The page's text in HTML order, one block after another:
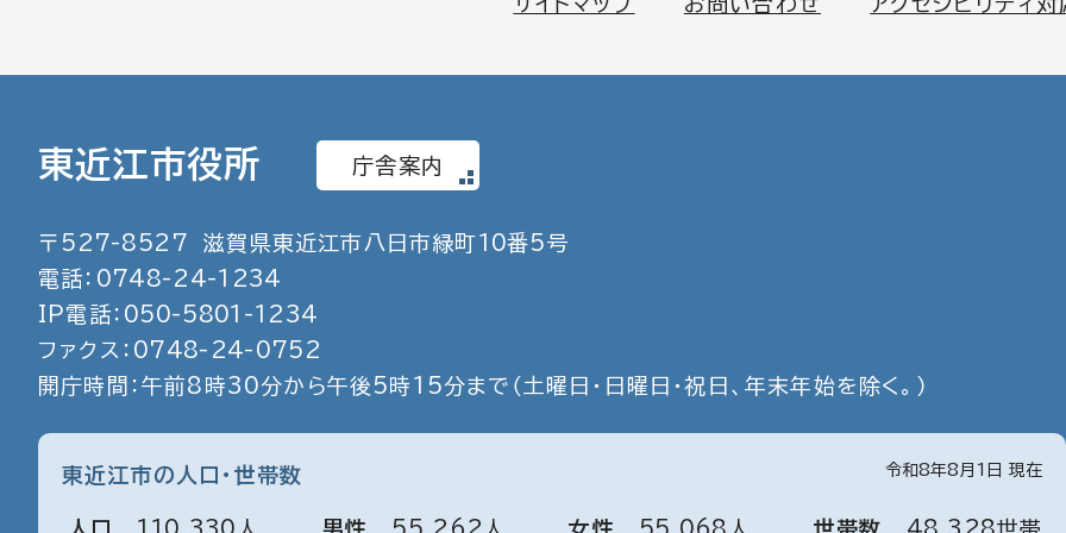
東近江市役所 庁舎案内
〒 527-8527 滋賀県東近江市八日市緑町10番5号
電話： 0748- 24-1234
IP電話： 050- 5801 -1234
ファクス： 0748- 24- 0752
開庁時間：午前8時30分から午後5時15分まで （土曜日・日曜日・祝日、年末年始を除く。）
東近江市の人口・世帯数 令和8年8月1日 現在
人口 110 330 人 男性 55 262 人 女性 55 068 人 世帯数 48 328世帯